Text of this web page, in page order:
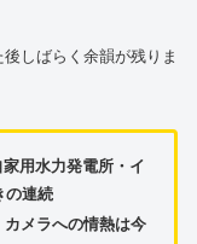
しばらく余韻が残りま
用水力発電所・イ
の連続
メラへの情熱は今